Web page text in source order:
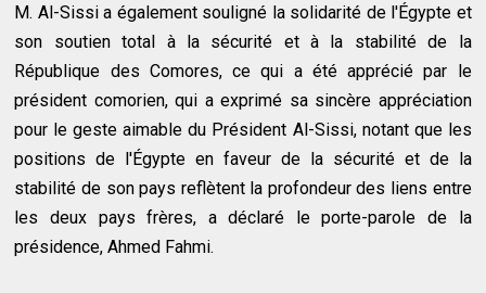
M. Al-Sissi a également souligné la solidarité de l'Égypte et
son soutien total à la sécurité et à la stabilité de la
République des Comores, ce qui a été apprécié par le
président comorien, qui a exprimé sa sincère appréciation
pour le geste aimable du Président Al-Sissi, notant que les
positions de l'Égypte en faveur de la sécurité et de la
stabilité de son pays reflètent la profondeur des liens entre
les deux pays frères, a déclaré le porte-parole de la
présidence, Ahmed Fahmi.